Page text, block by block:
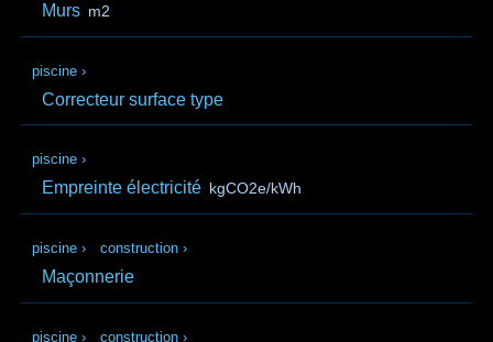
Murs m2
piscine ›
Correcteur surface type
piscine ›
Empreinte électricité kgCO2e/kWh
piscine › construction ›
Maçonnerie
piscine › construction ›